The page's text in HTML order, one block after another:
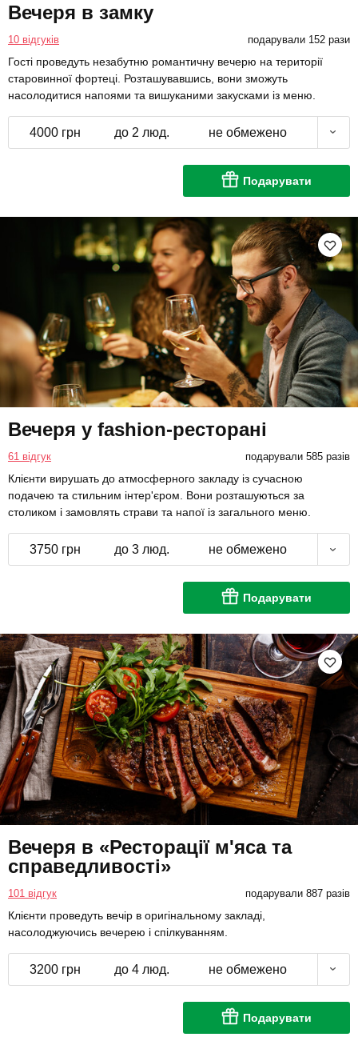
Вечеря в замку
10 відгуків подарували 152 рази
Гості проведуть незабутню романтичну вечерю на території
старовинної фортеці. Розташувавшись, вони зможуть
насолодитися напоями та вишуканими закусками із меню.
4000 грн до 2 люд. не обмежено
Подарувати
Вечеря у fashion-ресторані
61 відгук подарували 585 разів
Клієнти вирушать до атмосферного закладу із сучасною
подачею та стильним інтер'єром. Вони розташуються за
столиком і замовлять страви та напої із загального меню.
3750 грн до 3 люд. не обмежено
Подарувати
Вечеря в «Ресторації м'яса та
справедливості»
101 відгук подарували 887 разів
Клієнти проведуть вечір в оригінальному закладі,
насолоджуючись вечерею і спілкуванням.
3200 грн до 4 люд. не обмежено
Подарувати